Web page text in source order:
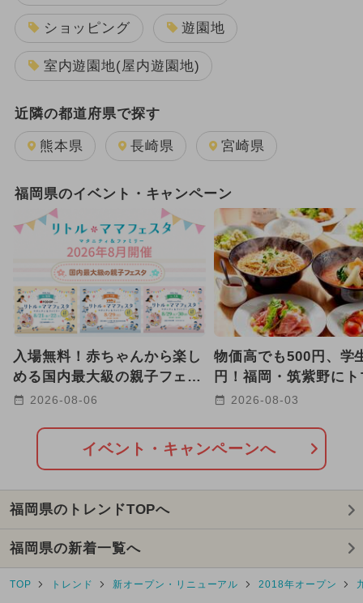
ショッピング 遊園地
室内遊園地(屋内遊園地)
近隣の都道府県で探す
熊本県 長崎県 宮崎県
福岡県のイベント・キャンペーン
入場無料！赤ちゃんから楽し
める国内最大級の親子フェス
が福岡・下関・大阪で8月開
2026-08-06
物価高でも500円、学
円！福岡・筑紫野に
ーメン三味が9号店オ
2026-08-03
イベント・キャンペーンへ
福岡県のトレンドTOPへ
福岡県の新着一覧へ
TOP トレンド 新オープン・リニューアル 2018年オープン